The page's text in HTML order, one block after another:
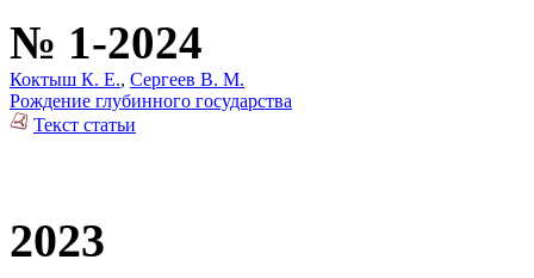
№ 1-2024
Коктыш К. Е., Сергеев В. М.
Рождение глубинного государства
Текст статьи
2023